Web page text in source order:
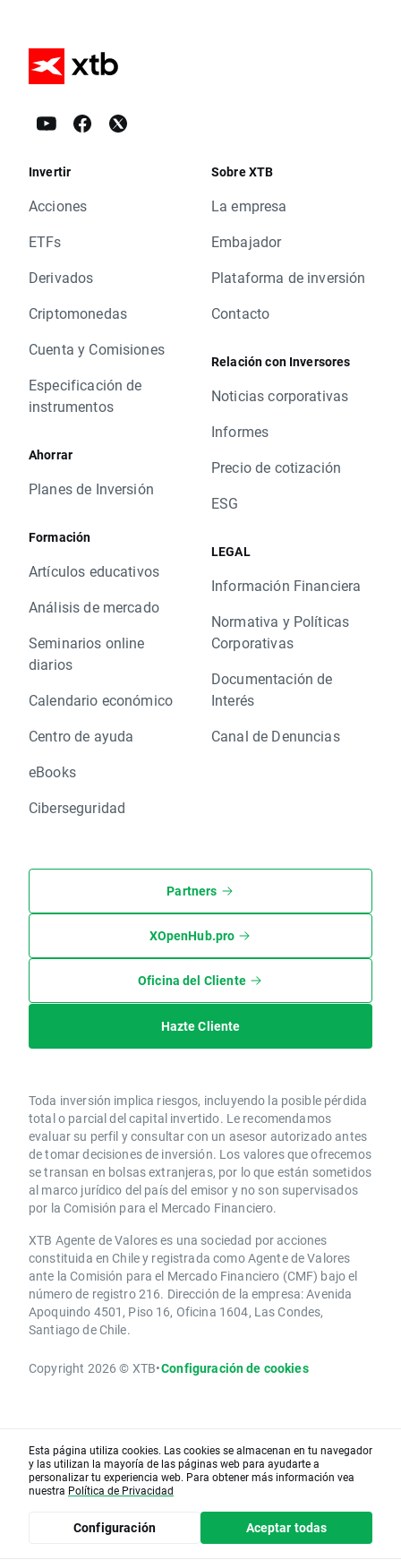
Invertir
Acciones
ETFs
Derivados
Criptomonedas
Cuenta y Comisiones
Especificación de
instrumentos
Ahorrar
Planes de Inversión
Formación
Artículos educativos
Análisis de mercado
Seminarios online
diarios
Calendario económico
Centro de ayuda
eBooks
Ciberseguridad
Sobre XTB
La empresa
Embajador
Plataforma de inversión
Contacto
Relación con Inversores
Noticias corporativas
Informes
Precio de cotización
ESG
LEGAL
Información Financiera
Normativa y Políticas
Corporativas
Documentación de
Interés
Canal de Denuncias
Partners
XOpenHub.pro
Oficina del Cliente
Hazte Cliente
Toda inversión implica riesgos, incluyendo la posible pérdida
total o parcial del capital invertido. Le recomendamos
evaluar su perfil y consultar con un asesor autorizado antes
de tomar decisiones de inversión. Los valores que ofrecemos
se transan en bolsas extranjeras, por lo que están sometidos
al marco jurídico del país del emisor y no son supervisados
por la Comisión para el Mercado Financiero.
XTB Agente de Valores es una sociedad por acciones
constituida en Chile y registrada como Agente de Valores
ante la Comisión para el Mercado Financiero (CMF) bajo el
número de registro 216. Dirección de la empresa: Avenida
Apoquindo 4501, Piso 16, Oficina 1604, Las Condes,
Santiago de Chile.
Copyright 2026 © XTB•Configuración de cookies
Esta página utiliza cookies. Las cookies se almacenan en tu navegador
y las utilizan la mayoría de las páginas web para ayudarte a
personalizar tu experiencia web. Para obtener más información vea
nuestra Política de Privacidad
Configuración Aceptar todas